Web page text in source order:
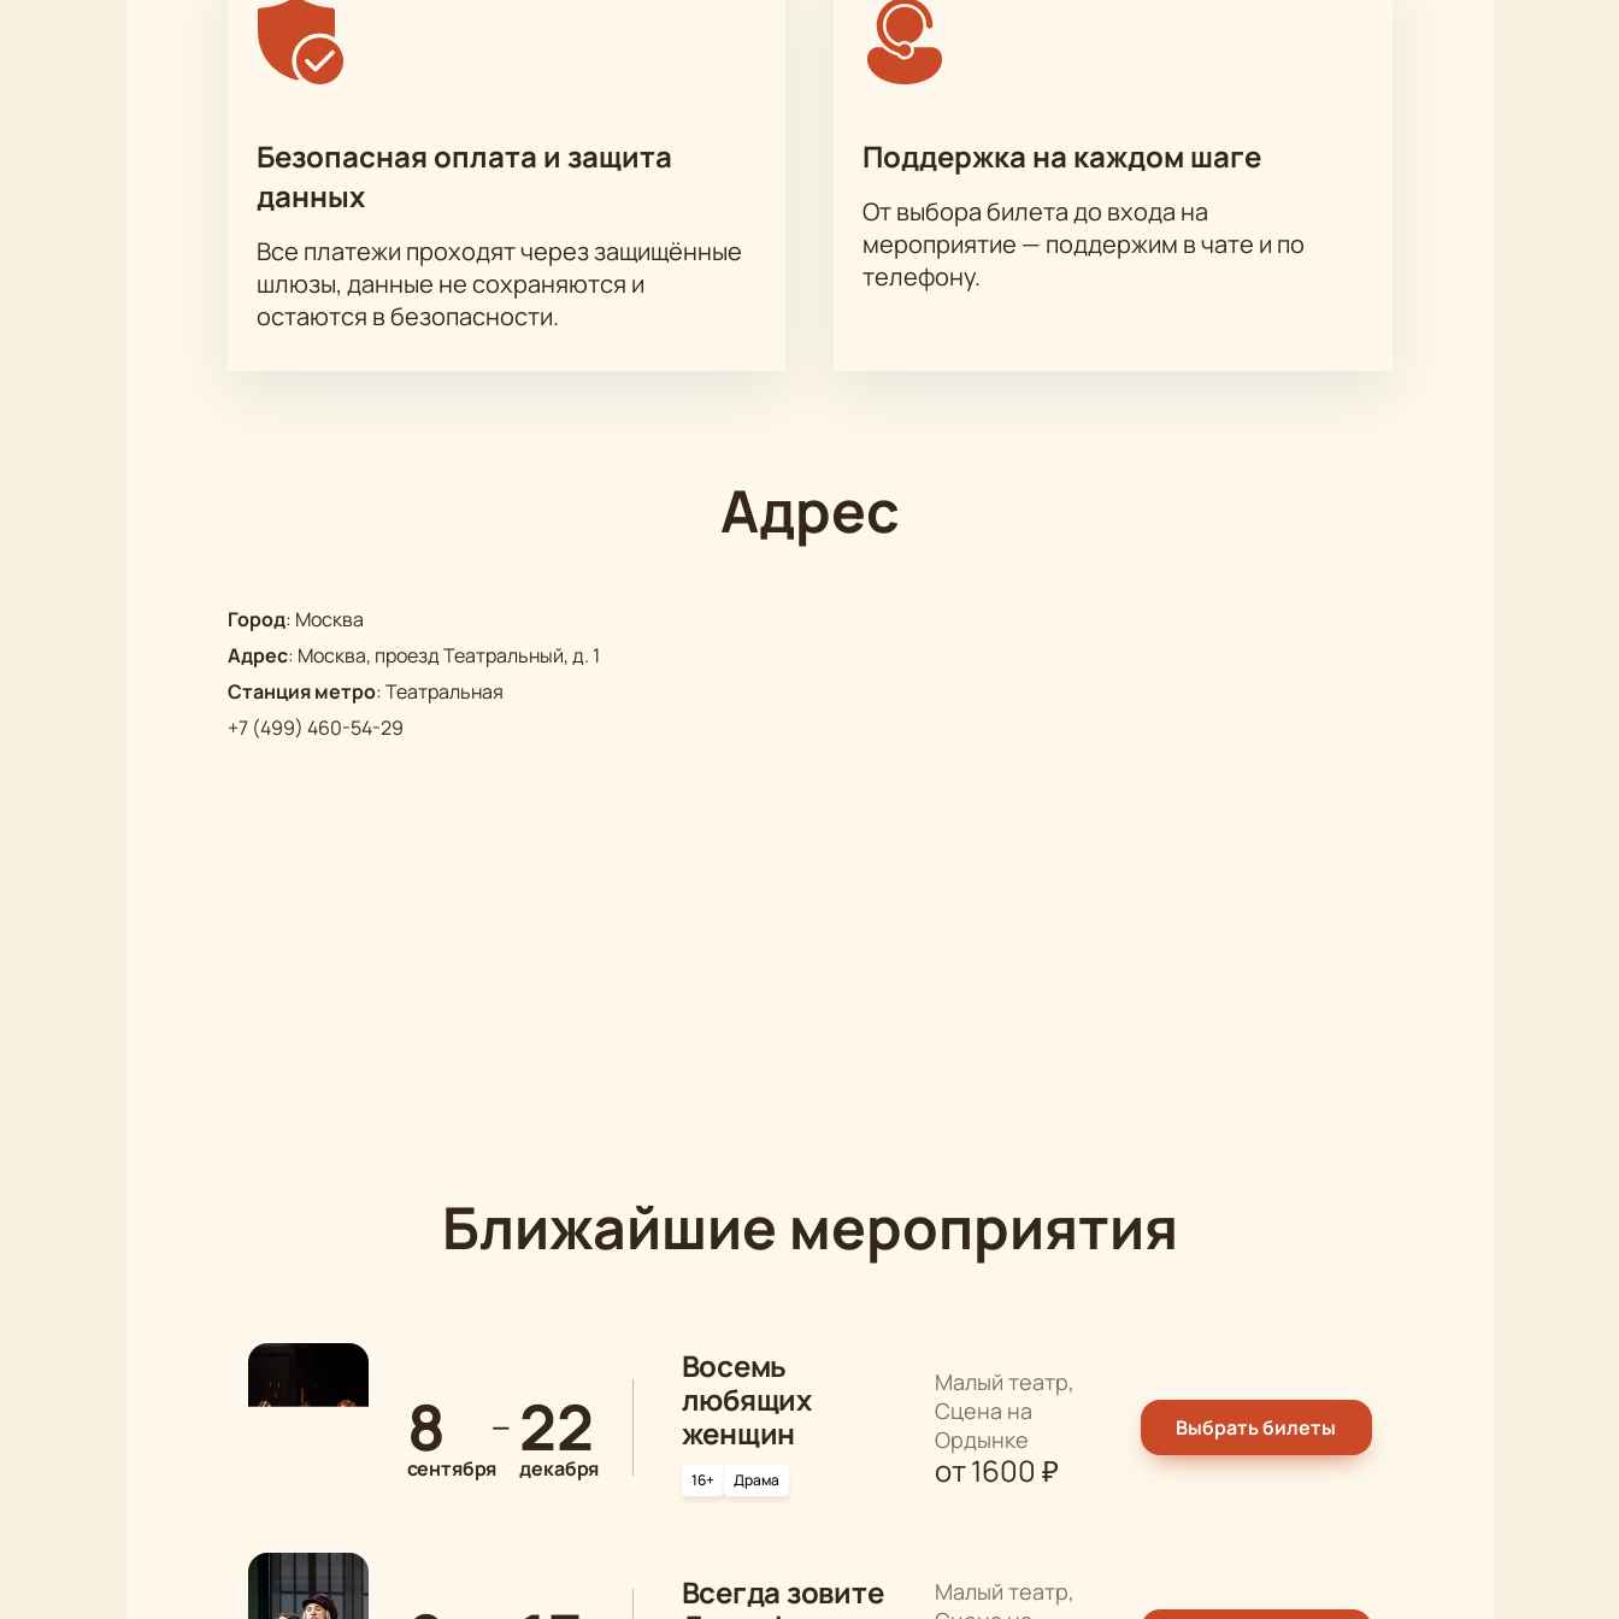
Безопасная оплата и защита
данных
Все платежи проходят через защищённые
шлюзы, данные не сохраняются и
остаются в безопасности.
Поддержка на каждом шаге
От выбора билета до входа на
мероприятие — поддержим в чате и по
телефону.
Адрес
Город: Москва
Адрес: Москва, проезд Театральный, д. 1
Станция метро:Театральная
+7 (499) 460-54-29
Ближайшие мероприятия
8
сентября
— 22
декабря
Восемь
любящих
женщин
16+ Драма
Малый театр,
Сцена на
Ордынке
от1600 ₽
Выбрать билеты
Всегда зовите
Малый театр,